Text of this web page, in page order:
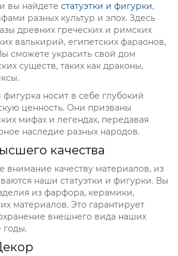
вы найдете статуэтки и фигурки,
разных культур и эпох. Здесь
древних греческих и римских
валькирий, египетских фараонов,
сможете украсить свой дом
существ, таких как драконы,
фигурка носит в себе глубокий
ценность. Они призваны
мифах и легендах, передавая
наследие разных народов.
качества
внимание качеству материалов, из
наши статуэтки и фигурки. Вы
из фарфора, керамики,
материалов. Это гарантирует
внешнего вида наших
годы.